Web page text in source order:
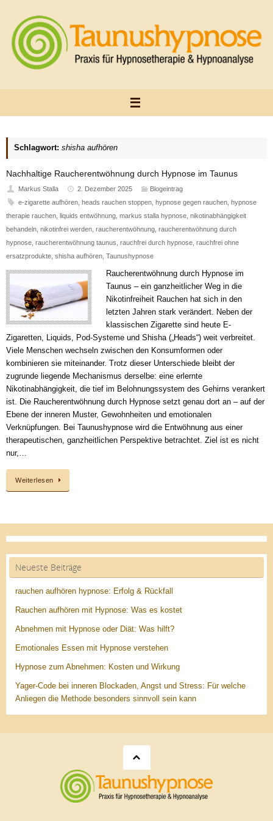
springen
Schlagwort: shisha aufhören
Nachhaltige Raucherentwöhnung durch Hypnose im Taunus
Markus Stalla 2. Dezember 2025
Blogeintrag
e-zigarette aufhören, heads rauchen stoppen, hypnose gegen rauchen, hypnose
therapie rauchen liquids entwöhnung markus stalla hypnose nikotinabhängigkeit
behandeln nikotinfrei werden raucherentwöhnung raucherentwöhnung durch
hypnose raucherentwöhnung taunus rauchfrei durch hypnose rauchfrei ohne
ersatzprodukte shisha aufhören Taunushypnose
Raucherentwöhnung durch Hypnose im
Taunus – ein ganzheitlicher Weg in die
Nikotinfreiheit Rauchen hat sich in den
letzten Jahren stark verändert. Neben der
klassischen Zigarette sind heute E-
Zigaretten, Liquids, Pod-Systeme und Shisha („Heads“) weit verbreitet.
Viele Menschen wechseln zwischen den Konsumformen oder
kombinieren sie miteinander. Trotz dieser Unterschiede bleibt der
zugrunde liegende Mechanismus derselbe: eine erlernte
Nikotinabhängigkeit, die tief im Belohnungssystem des Gehirns verankert
ist. Die Raucherentwöhnung durch Hypnose setzt genau dort an – auf der
Ebene der inneren Muster, Gewohnheiten und emotionalen
Verknüpfungen. Bei Taunushypnose wird die Entwöhnung aus einer
therapeutischen, ganzheitlichen Perspektive betrachtet. Ziel ist es nicht
nur,…
Weiterlesen
Neueste Beiträge
rauchen aufhören hypnose: Erfolg & Rückfall
Rauchen aufhören mit Hypnose: Was es kostet
Abnehmen mit Hypnose oder Diät: Was hilft?
Emotionales Essen mit Hypnose verstehen
Hypnose zum Abnehmen: Kosten und Wirkung
Yager-Code bei inneren Blockaden, Angst und Stress: Für welche
Anliegen die Methode besonders sinnvoll sein kann